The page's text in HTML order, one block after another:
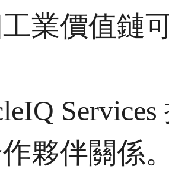
業價值鏈
夥伴關係